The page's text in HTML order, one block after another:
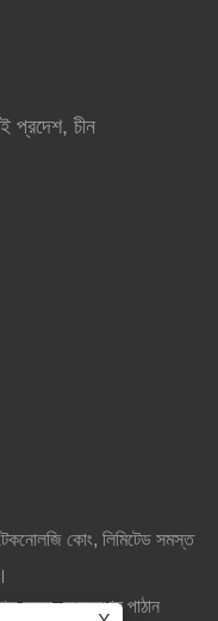
প্রদেশ, চীন
কোং, লিমিটেড সমস্ত
করুন অনুসন্ধান পাঠান